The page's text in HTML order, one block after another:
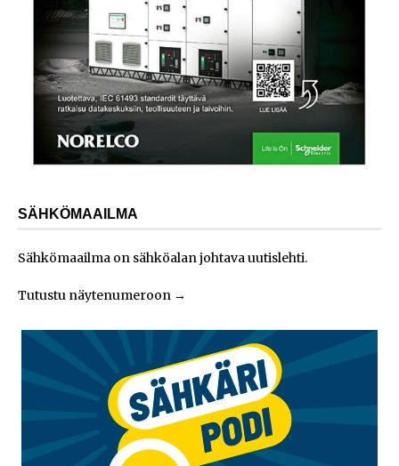
SÄHKÖMAAILMA
Sähkömaailma on sähköalan johtava uutislehti.
Tutustu näytenumeroon →